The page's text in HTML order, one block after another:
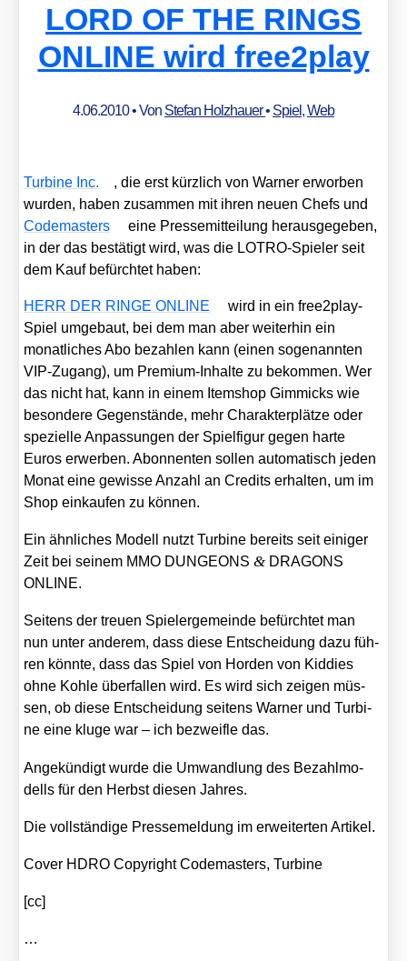
LORD OF THE RINGS
ONLINE wird free2play
4.06.2010• Von Stefan Holzhauer• Spiel,Web
Tur­bi­ne Inc.
, die erst kürz­lich von War­ner erwor­ben
wur­den, haben zusam­men mit ihren neu­en Chefs und
Code­mas­ters
eine Pres­se­mit­tei­lung her­aus­ge­ge­ben,
in der das bestä­tigt wird, was die LOT­RO-Spie­ler seit
dem Kauf befürch­tet haben:
HERR DER RINGE ONLINE
wird in ein free2­play-
Spiel umge­baut, bei dem man aber wei­ter­hin ein
monat­li­ches Abo bezah­len kann (einen soge­nann­ten
VIP-Zugang), um Pre­mi­um-Inhal­te zu bekom­men. Wer
das nicht hat, kann in einem Item­shop Gim­micks wie
beson­de­re Gegen­stän­de, mehr Cha­rak­t­er­plät­ze oder
spe­zi­el­le Anpas­sun­gen der Spiel­fi­gur gegen har­te
Euros erwer­ben. Abon­nen­ten sol­len auto­ma­tisch jeden
Monat eine gewis­se Anzahl an Cre­dits erhal­ten, um im
Shop ein­kau­fen zu kön­nen.
Ein ähn­li­ches Modell nutzt Tur­bi­ne bereits seit eini­ger
Zeit bei sei­nem MMO DUNGEONS& DRAGONS
ONLINE.
Sei­tens der treu­en Spie­ler­ge­mein­de befürch­tet man
nun unter ande­rem, dass die­se Ent­schei­dung dazu füh­
ren könn­te, dass das Spiel von Hor­den von Kid­dies
ohne Koh­le über­fal­len wird. Es wird sich zei­gen müs­
sen, ob die­se Ent­schei­dung sei­tens War­ner und Tur­bi­
ne eine klu­ge war – ich bezweif­le das.
Ange­kün­digt wur­de die Umwand­lung des Bezahl­mo­
dells für den Herbst die­sen Jah­res.
Die voll­stän­di­ge Pres­se­mel­dung im erwei­ter­ten Arti­kel.
Cover HDRO Copy­right Code­mas­ters, Tur­bi­ne
[cc]
…